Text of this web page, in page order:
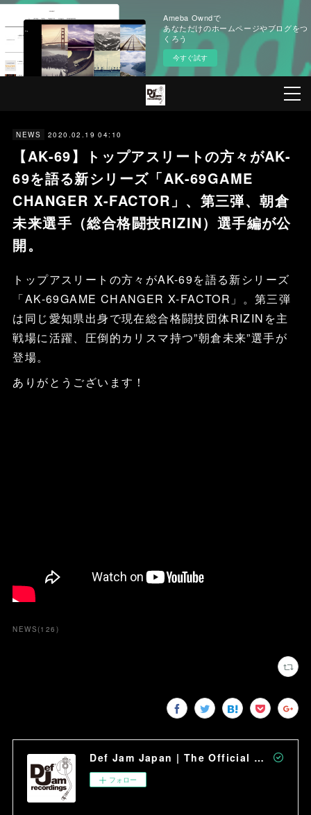
Ameba Owndで
あなただけのホームページやブログをつ
くろう
今すぐ試す
NEWS 2020.02.19 04:10
【AK-69】トップアスリートの方々がAK-
69を語る新シリーズ「AK-69GAME
CHANGER X-FACTOR」、第三弾、朝倉
未来選手（総合格闘技RIZIN）選手編が公
開。
トップアスリートの方々がAK-69を語る新シリーズ
「AK-69GAME CHANGER X-FACTOR」。第三弾
は同じ愛知県出身で現在総合格闘技団体RIZINを主
戦場に活躍、圧倒的カリスマ持つ”朝倉未来”選手が
登場。
ありがとうございます！
NEWS(126 )
Def Jam Japan | The Official Site
フォロー